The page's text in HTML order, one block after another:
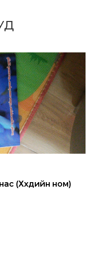
(Хүүхдийн ном)